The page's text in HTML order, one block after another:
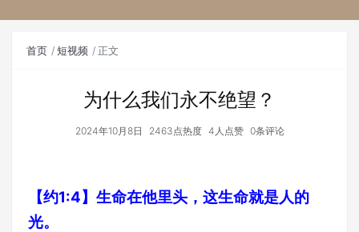
首页 短视频 正文
为什么我们永不绝望？
2024年10月8日 2463点热度 4人点赞 0条评论
【约1:4】生命在他里头，这生命就是人的
光。